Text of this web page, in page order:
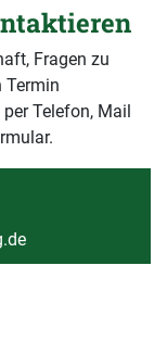
Fragen zu
Termin
Telefon, Mail